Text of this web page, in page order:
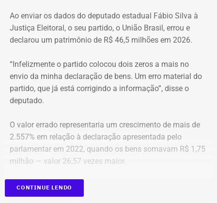
O apartamento que vai à leilão fica na Avenida Pasteu e
tem cerca de 101 metros quadrados. O imóvel se
Baía de Guanabara.
A Caixa Econômica tentou intimar pessoalmente o ex-
deputado federal. Mas como não conseguiu localizá-lo,
dias 5, 6 e 7 de novembro de 2025, concedendo o prazo
legal para regularização da dívida. Posteriormente, a
propriedade foi consolidada em nome da Caixa em 30 de
março de 2026 por causa da falta de pagamento.
*Com informação do blog de Ruben Berta, do portal
Ururau, e também do portal g1
Ao enviar os dados do deputado estadual Fábio Silva à
Justiça Eleitoral, o seu partido, o União Brasil, errou e
declarou um patrimônio de R$ 46,5 milhões em 2026.
“Infelizmente o partido colocou dois zeros a mais no
envio da minha declaração de bens. Um erro material do
partido, que já está corrigindo a informação”, disse o
deputado.
O valor errado representaria um crescimento de mais de
2.557% em relação à declaração apresentada pelo
parlamentar em 2022, quando os bens somavam R$ 1,75
milhão — valor 26,57 vezes maior.
As informações foram obtidas no
Tribunal Superior de Justiça (TSE)
CONTINUE LENDO